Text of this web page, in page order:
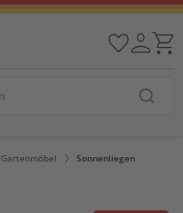
Gartenmöbel Sonnenliegen